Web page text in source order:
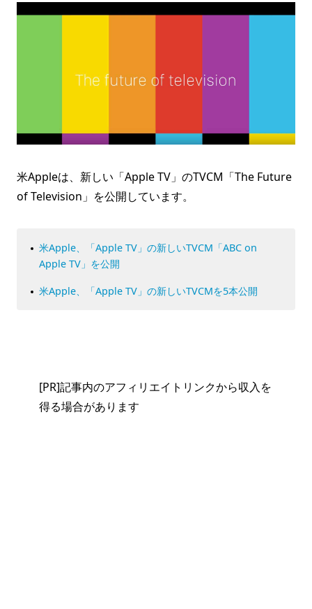
米Appleは、新しい「Apple TV」のTVCM「The Future
of Television」を公開しています。
米Apple、「Apple TV」の新しいTVCM「ABC on
Apple TV」を公開
米Apple、「Apple TV」の新しいTVCMを5本公開
[PR]記事内のアフィリエイトリンクから収入を
得る場合があります